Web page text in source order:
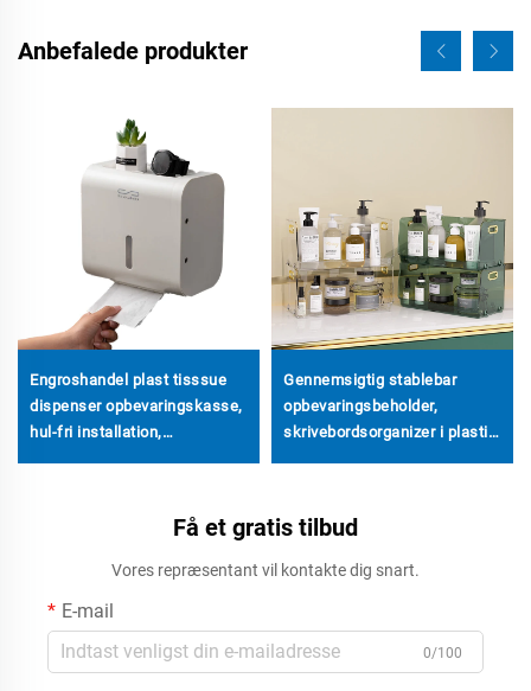
Anbefalede produkter
Engroshandel plast tisssue
dispenser opbevaringskasse,
hul-fri installation,
Gennemsigtig stablebar
opbevaringsbeholder,
skrivebordsorganizer i plastik
Få et gratis tilbud
Vores repræsentant vil kontakte dig snart.
E-mail
0/100